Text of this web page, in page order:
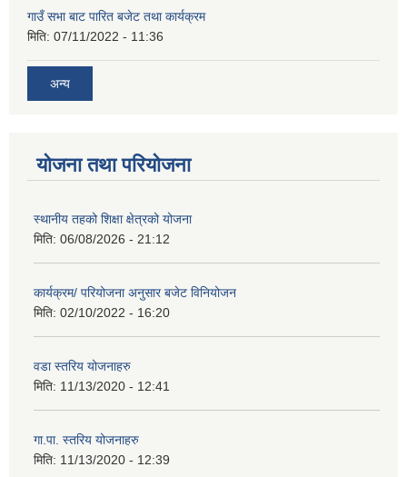
गाउँ सभा बाट पारित बजेट तथा कार्यक्रम
मिति: 07/11/2022 - 11:36
अन्य
योजना तथा परियोजना
स्थानीय तहको शिक्षा क्षेत्रको योजना
मिति: 06/08/2026 - 21:12
कार्यक्रम/ परियोजना अनुसार बजेट विनियोजन
मिति: 02/10/2022 - 16:20
वडा स्तरिय योजनाहरु
मिति: 11/13/2020 - 12:41
गा.पा. स्तरिय योजनाहरु
मिति: 11/13/2020 - 12:39